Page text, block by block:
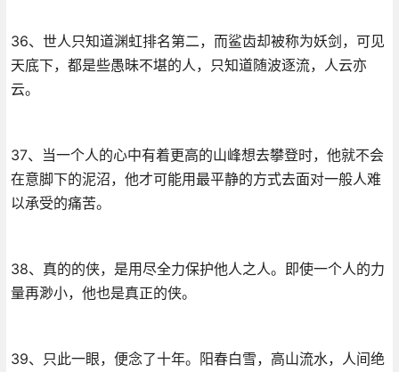
36、世人只知道渊虹排名第二，而鲨齿却被称为妖剑，可见
天底下，都是些愚昧不堪的人，只知道随波逐流，人云亦
云。
37、当一个人的心中有着更高的山峰想去攀登时，他就不会
在意脚下的泥沼，他才可能用最平静的方式去面对一般人难
以承受的痛苦。
38、真的的侠，是用尽全力保护他人之人。即使一个人的力
量再渺小，他也是真正的侠。
39、只此一眼，便念了十年。阳春白雪，高山流水，人间绝